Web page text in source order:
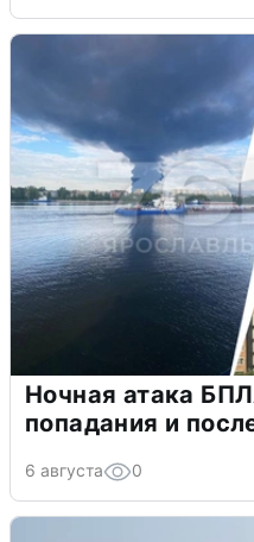
Ночная атака
попадания и
6 августа 0